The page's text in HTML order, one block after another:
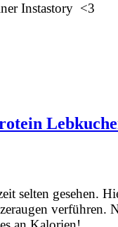
Instastory <3
selten gesehen.
verführen.